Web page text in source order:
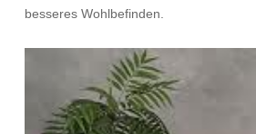
besseres Wohlbefinden.